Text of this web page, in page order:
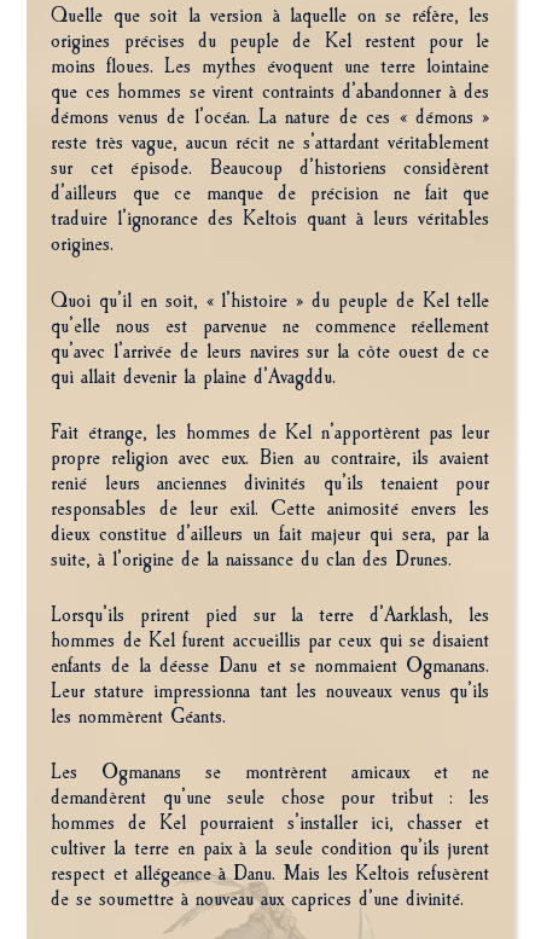
Quelle que soit la version à laquelle on se réfère, les
origines précises du peuple de Kel restent pour le
moins floues. Les mythes évoquent une terre lointaine
que ces hommes se virent contraints d’abandonner à des
démons venus de l’océan. La nature de ces « démons »
reste très vague, aucun récit ne s’attardant véritablement
sur cet épisode. Beaucoup d’historiens considèrent
d’ailleurs que ce manque de précision ne fait que
traduire l’ignorance des Keltois quant à leurs véritables
origines.
Quoi qu’il en soit, « l’histoire » du peuple de Kel telle
qu’elle nous est parvenue ne commence réellement
qu’avec l’arrivée de leurs navires sur la côte ouest de ce
qui allait devenir la plaine d’Avagddu.
Fait étrange, les hommes de Kel n’apportèrent pas leur
propre religion avec eux. Bien au contraire, ils avaient
renié leurs anciennes divinités qu’ils tenaient pour
responsables de leur exil. Cette animosité envers les
dieux constitue d’ailleurs un fait majeur qui sera, par la
suite, à l’origine de la naissance du clan des Drunes.
Lorsqu’ils prirent pied sur la terre d’Aarklash, les
hommes de Kel furent accueillis par ceux qui se disaient
enfants de la déesse Danu et se nommaient Ogmanans.
Leur stature impressionna tant les nouveaux venus qu’ils
les nommèrent Géants.
Les Ogmanans se montrèrent amicaux et ne
demandèrent qu’une seule chose pour tribut : les
hommes de Kel pourraient s’installer ici, chasser et
cultiver la terre en paix à la seule condition qu’ils jurent
respect et allégeance à Danu. Mais les Keltois refusèrent
de se soumettre à nouveau aux caprices d’une divinité.